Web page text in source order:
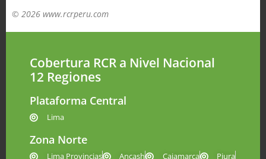
© 2026 www.rcrperu.com
Cobertura RCR a Nivel Nacional
12 Regiones
Plataforma Central
Lima
Zona Norte
Lima Provincias Ancash Cajamarca Piura